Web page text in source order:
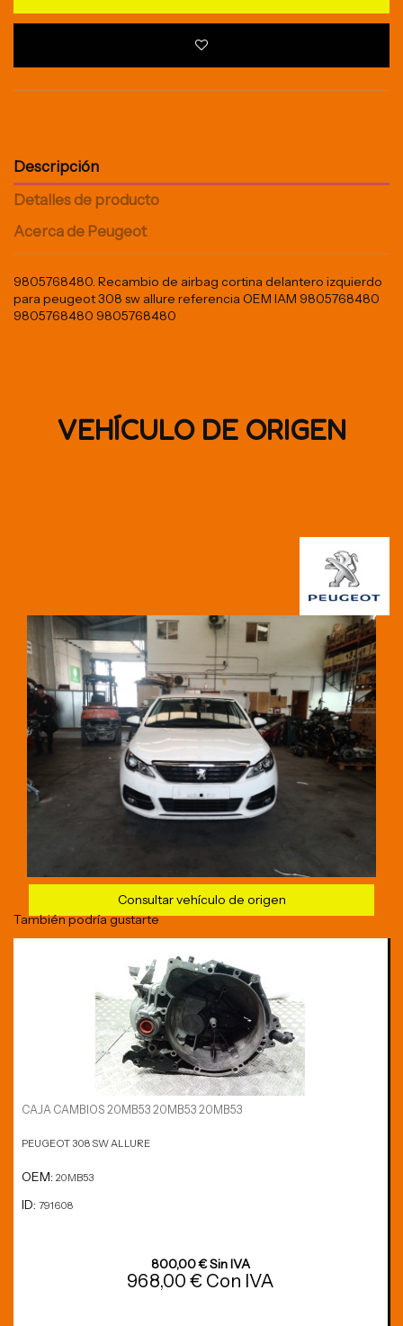
Descripción
Detalles de producto
Acerca de Peugeot
9805768480. Recambio de airbag cortina delantero izquierdo
para peugeot 308 sw allure referencia OEM IAM 9805768480
9805768480 9805768480
VEHÍCULO DE ORIGEN
Consultar vehículo de origen
También podría gustarte
CAJA CAMBIOS 20MB53 20MB53 20MB53
PEUGEOT 308 SW ALLURE
OEM: 20MB53
ID: 791608
800,00 € Sin IVA
968,00 € Con IVA